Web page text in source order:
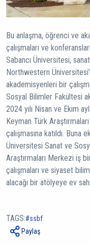
Bu anlaşma, öğrenci ve
çalışmaları ve
Sabancı Üniversitesi,
Northwestern
akademisyenleri bir
Sosyal Bilimler Fakültesi
2024 yılı Nisan ve Ekim
Keyman Türk
çalışmasına katıldı. Buna
Üniversitesi Sanat ve
Araştırmaları Merkezi iş
çalışmaları ve siyaset
alacağı bir atölyeye ev
TAGS:
ssbf
Paylaş